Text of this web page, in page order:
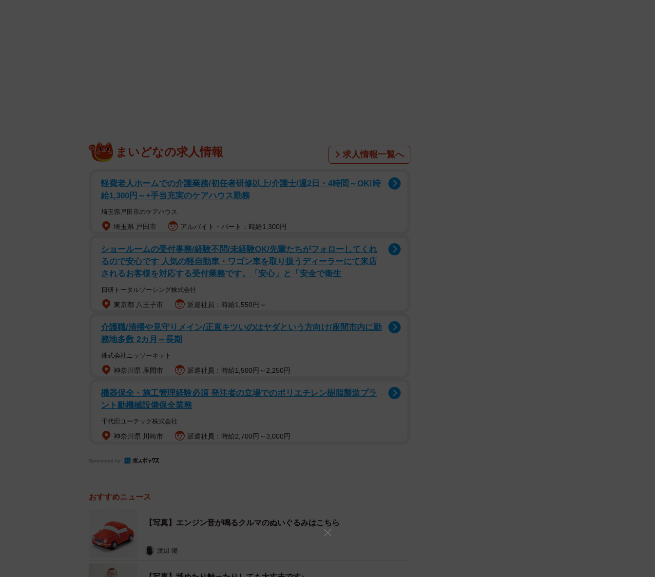
泣いている赤ちゃんの横でエンジン音を鳴らしてみると…？＝中野６９さん（@maximum_the_69c）提供
泣いている時は理由がある時もあるので、ミルクをあげる、オムツを変える、抱っこするな
どしてみるのもいいのですが、こんな意表を突く“新兵器”を試してみるのはいかがでしょう
か。
中野６９さん（@maximum_the_69c）は、
です。
まいどなの求人情報 求人情報一覧へ
軽費老人ホームでの介護業務/初任者研修以上/介護士/週2日・4時間～OK!時
給1,300円～+手当充実のケアハウス勤務
埼玉県戸田市のケアハウス
埼玉県 戸田市 アルバイト・パート：時給1,300円
ショールームの受付事務/経験不問/未経験OK/先輩たちがフォローしてくれ
るので安心です 人気の軽自動車・ワゴン車を取り扱うディーラーにて来店
されるお客様を対応する受付業務です。「安心」と「安全で衛生
日研トータルソーシング株式会社
東京都 八王子市 派遣社員：時給1,550円～
介護職/清掃や見守りメイン/正直キツいのはヤダという方向け/座間市内に勤
務地多数 2カ月～長期
株式会社ニッソーネット
神奈川県 座間市 派遣社員：時給1,500円～2,250円
機器保全・施工管理経験必須 発注者の立場でのポリエチレン樹脂製造プラ
ント動機械設備保全業務
千代田ユーテック株式会社
神奈川県 川崎市 派遣社員：時給2,700円～3,000円
Sponsored by
おすすめニュース
【写真】エンジン音が鳴るクルマのぬいぐるみはこちら
渡辺 陽